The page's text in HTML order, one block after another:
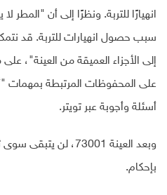
انهيارًا للتربة. ونظرًا إلى أن "المطر
سبب حصول انهيارات للتربة. قد
إلى الأجزاء العميقة من العينة"،
على المحفوظات المرتبطة بمهمات
أسئلة وأجوبة عبر تويتر.
وبعد العينة 73001،
بإحكام.